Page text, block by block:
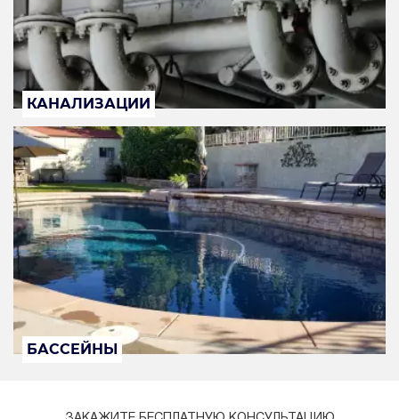
КАНАЛИЗАЦИИ
БАССЕЙНЫ